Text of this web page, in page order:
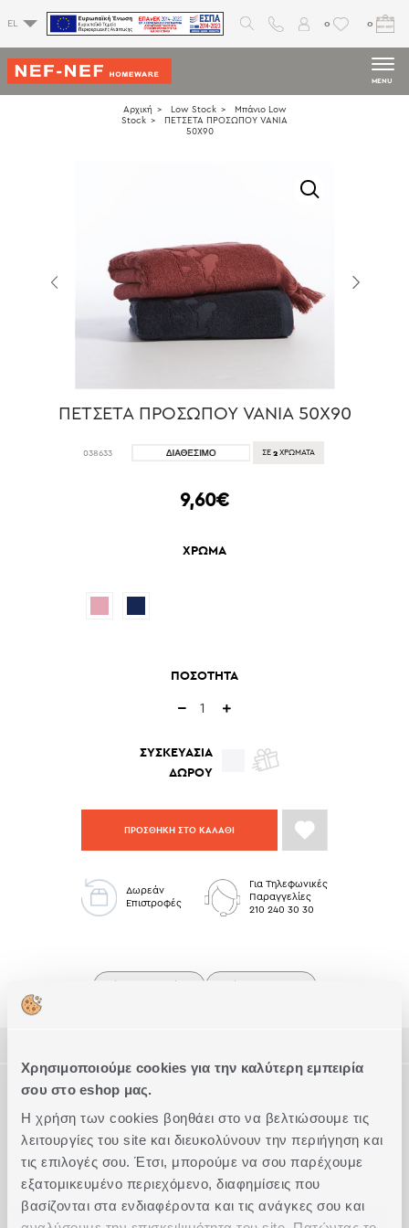
Χρησιμοποιούμε cookies για την καλύτερη εμπειρία
σου στο eshop μας.
Η χρήση των cookies βοηθάει στο να βελτιώσουμε τις
λειτουργίες του site και διευκολύνουν την περιήγηση και
τις επιλογές σου. Έτσι, μπορούμε να σου παρέχουμε
εξατομικευμένο περιεχόμενο, διαφημίσεις που
βασίζονται στα ενδιαφέροντα και τις ανάγκες σου και
EL 0 0
MENU
Αρχική Low Stock
Μπάνιο Low
Stock
ΠΕΤΣΕΤΑ ΠΡΟΣΩΠΟΥ VANIA
50Χ90
ΠΕΤΣΕΤΑ ΠΡΟΣΩΠΟΥ VANIA 50Χ90
038633 ΣΕ 2 ΧΡΩΜΑΤΑ
9,60€
ΧΡΩΜΑ
ΠΟΣΟΤΗΤΑ
ΣΥΣΚΕΥΑΣΙΑ
ΔΩΡΟΥ
ΠΡΟΣΘΗΚΗ ΣΤΟ ΚΑΛΑΘΙ
Δωρεάν
Επιστροφές
Για Τηλεφωνικές
Παραγγελίες
210 240 30 30
Πετσέτα προσώπου ζακάρ, από 100% βαμβάκι, βάρους
550gr/m .
σε 2 αποχρώσεις.
ΤΕΧΝΙΚΑ ΧΑΡΑΚΤΗΡΙΣΤΙΚΑ
Διάσταση Προσώπου
Ποιότητα 100% Βαμβάκι
Ακριβείς διαστάσεις 50x90
Τύπος Ζακάρ
Συμπληρώστε το Look